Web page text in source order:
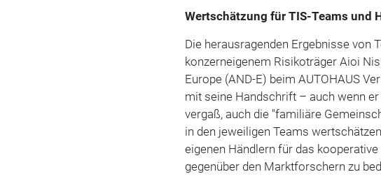
Wertschätzung für TIS-Teams und
Die herausragenden Ergebnisse von
konzerneigenem Risikoträger Aioi
Europe (AND-E) beim AUTOHAUS
mit seine Handschrift – auch wenn
vergaß, auch die "familiäre
in den jeweiligen Teams
eigenen Händlern für das
gegenüber den Marktforschern zu